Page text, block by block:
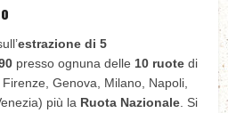
estrazione di 5
presso ognuna delle 10 ruote di
Genova, Milano, Napoli,
più la Ruota Nazionale . Si